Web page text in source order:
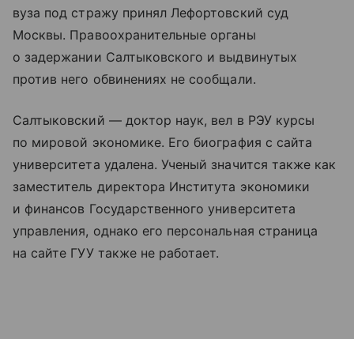
вуза под стражу принял Лефортовский суд
Москвы. Правоохранительные органы
о задержании Салтыковского и выдвинутых
против него обвинениях не сообщали.
Салтыковский — доктор наук, вел в РЭУ курсы
по мировой экономике. Его биография с сайта
университета удалена. Ученый значится также как
заместитель директора Института экономики
и финансов Государственного университета
управления, однако его персональная страница
на сайте ГУУ также не работает.